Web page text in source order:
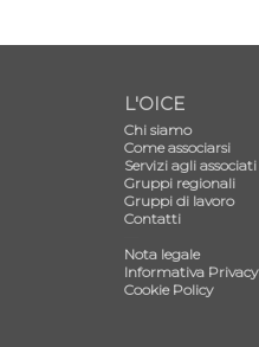
L'OICE
Chi siamo
Come associarsi
Servizi agli associati
Gruppi regionali
Gruppi di lavoro
Contatti
Nota legale
Informativa Privacy
Cookie Policy